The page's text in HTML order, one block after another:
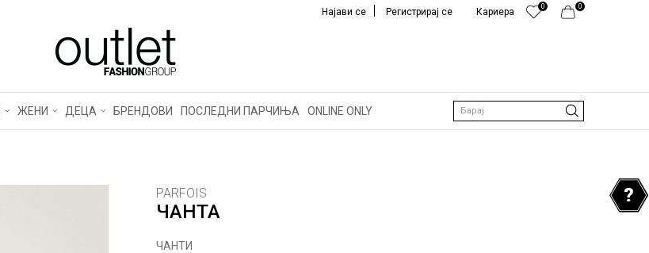
0
0
Кариера
Најави се Регистрирај се
ЖЕНИ ДЕЦА БРЕНДОВИ ПОСЛЕДНИ ПАРЧИЊА ONLINE ONLY Барај
PARFOIS
ЧАНТА
ЧАНТИ